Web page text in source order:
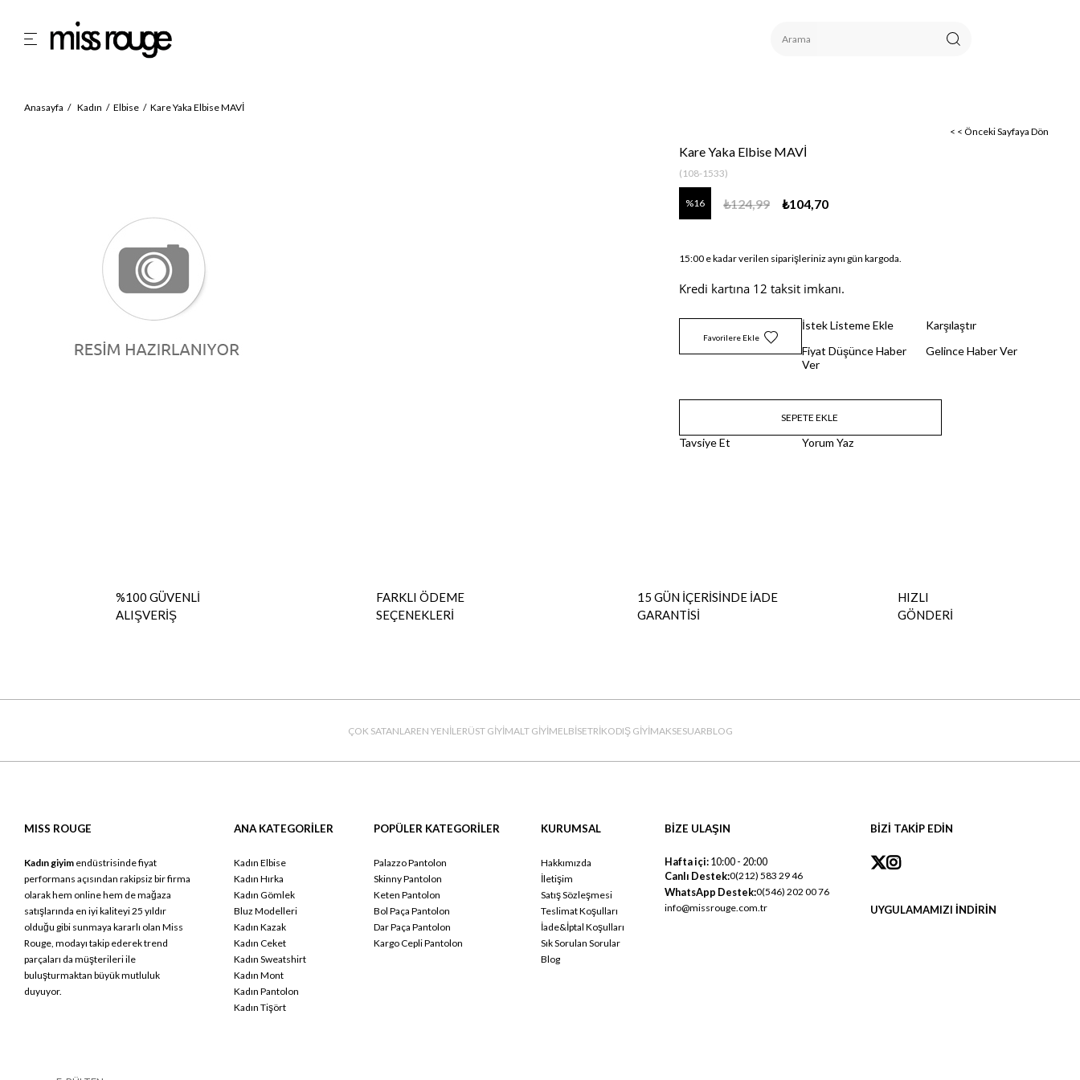
Anasayfa Kadın Elbise
Kare Yaka Elbise MAVİ
< < Önceki Sayfaya Dön
Kare Yaka Elbise MAVİ
(108-1533)
16 ₺124,99 ₺104,70
15:00 e kadar verilen siparişleriniz aynı gün kargoda.
Kredi kartına 12 taksit imkanı.
Favorilere Ekle
İstek Listeme Ekle
Karşılaştır
Fiyat Düşünce Haber
Ver
Gelince Haber Ver
Tavsiye Et Yorum Yaz
%100 GÜVENLİ
ALIŞVERİŞ
FARKLI ÖDEME
SEÇENEKLERİ
15 GÜN İÇERİSİNDE İADE
GARANTİSİ
HIZLI
GÖNDERİ
ÇOK SATANLAREN YENİLERÜST GİYİMALT GİYİMELBİSETRİKODIŞ GİYİMAKSESUARBLOG
MISS ROUGE
Kadın giyim endüstrisinde fiyat
performans açısından rakipsiz bir firma
olarak hem online hem de mağaza
satışlarında en iyi kaliteyi 25 yıldır
olduğu gibi sunmaya kararlı olan Miss
Rouge, modayı takip ederek trend
parçaları da müşterileri ile
buluşturmaktan büyük mutluluk
duyuyor.
ANA KATEGORİLER
Kadın Elbise
Kadın Hırka
Kadın Gömlek
Bluz Modelleri
Kadın Kazak
Kadın Ceket
Kadın Sweatshirt
Kadın Mont
Kadın Pantolon
Kadın Tişört
POPÜLER KATEGORİLER
Palazzo Pantolon
Skinny Pantolon
Keten Pantolon
Bol Paça Pantolon
Dar Paça Pantolon
Kargo Cepli Pantolon
KURUMSAL
Hakkımızda
İletişim
Satış Sözleşmesi
Teslimat Koşulları
İade&İptal Koşulları
Sık Sorulan Sorular
Blog
BİZE ULAŞIN
Hafta içi:10:00 - 20:00
Canlı Destek:0(212) 583 29 46
WhatsApp Destek:0(546) 202 00 76
info@missrouge.com.tr
BİZİ TAKİP EDİN
UYGULAMAMIZI İNDİRİN